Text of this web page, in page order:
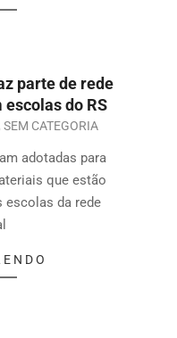
parte de rede
do RS
SEM CATEGORIA
adotadas para
que estão
escolas da rede